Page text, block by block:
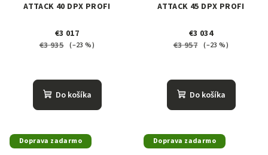
ATTACK 40 DPX PROFI
€3 017
€3 935 (–23 %)
Do košíka
ATTACK 45 DPX PROFI
€3 034
€3 957 (–23 %)
Do košíka
Doprava zadarmo Doprava zadarmo